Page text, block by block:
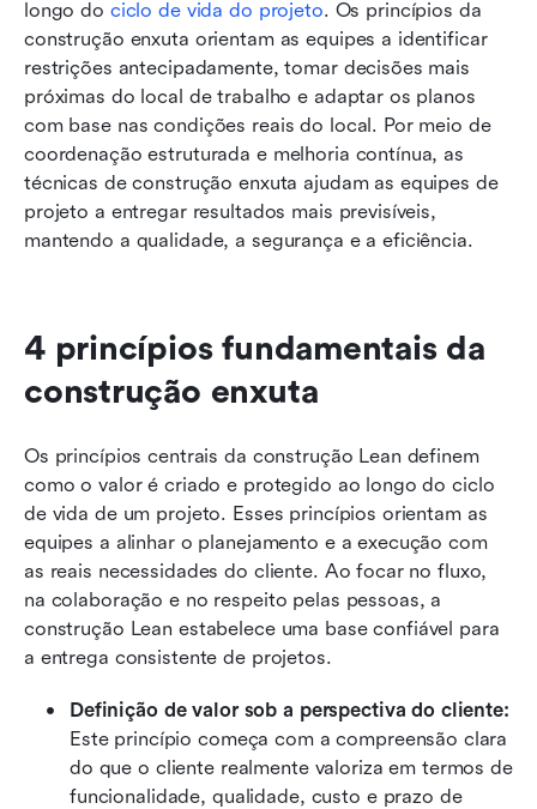
longo do ciclo de vida do projeto. Os princípios da
construção enxuta orientam as equipes a identificar
restrições antecipadamente, tomar decisões mais
próximas do local de trabalho e adaptar os planos
com base nas condições reais do local. Por meio de
coordenação estruturada e melhoria contínua, as
técnicas de construção enxuta ajudam as equipes de
projeto a entregar resultados mais previsíveis,
mantendo a qualidade, a segurança e a eficiência.
4 princípios fundamentais da
construção enxuta
Os princípios centrais da construção Lean definem
como o valor é criado e protegido ao longo do ciclo
de vida de um projeto. Esses princípios orientam as
equipes a alinhar o planejamento e a execução com
as reais necessidades do cliente. Ao focar no fluxo,
na colaboração e no respeito pelas pessoas, a
construção Lean estabelece uma base confiável para
a entrega consistente de projetos.
Este princípio começa com a compreensão clara
do que o cliente realmente valoriza em termos de
funcionalidade, qualidade, custo e prazo de